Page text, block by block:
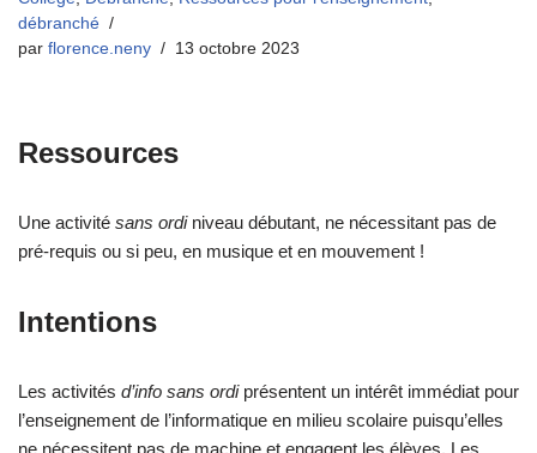
débranché
par florence.neny 13 octobre 2023
Ressources
Une activité sans ordiniveau débutant, ne nécessitant pas de
pré-requis ou si peu, en musique et en mouvement !
Intentions
Les activités d’info sans ordiprésentent un intérêt immédiat pour
l’enseignement de l’informatique en milieu scolaire puisqu’elles
ne nécessitent pas de machine et engagent les élèves. Les